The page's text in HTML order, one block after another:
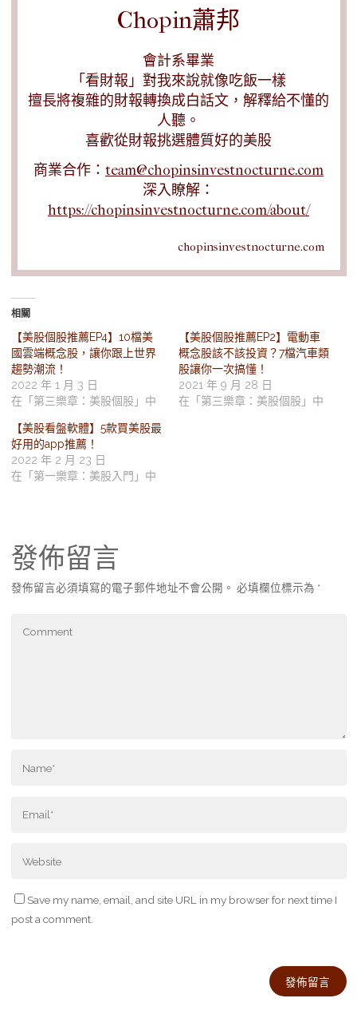
Chopin蕭邦
會計系畢業
「看財報」對我來說就像吃飯一樣
擅長將複雜的財報轉換成白話文，解釋給不懂的
人聽。
喜歡從財報挑選體質好的美股
商業合作： team@chopinsinvestnocturne.com
深入瞭解：
https://chopinsinvestnocturne.com/about/
chopinsinvestnocturne.com
相關
【美股個股推薦EP4】10檔美
國雲端概念股，讓你跟上世界
趨勢潮流！
2022 年 1 月 3 日
在「第三樂章：美股個股」中
【美股個股推薦EP2】電動車
概念股該不該投資？7檔汽車類
股讓你一次搞懂！
2021 年 9 月 28 日
在「第三樂章：美股個股」中
【美股看盤軟體】5款買美股最
好用的app推薦！
2022 年 2 月 23 日
在「第一樂章：美股入門」中
發佈留言
發佈留言必須填寫的電子郵件地址不會公開。 必填欄位標示為 *
Save my name, email, and site URL in my browser for next time I
post a comment.